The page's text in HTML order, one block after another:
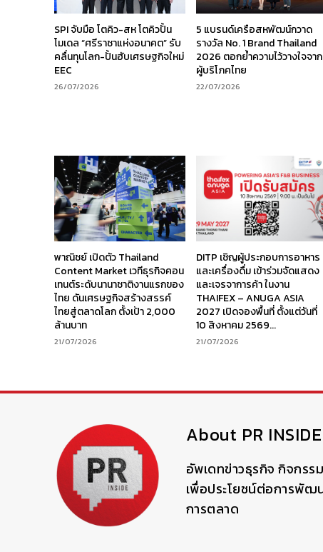
SPI จับมือ โตคิว-สห โตคิวปั้น
โมเดล “ศรีราชาแห่งอนาคต” รับ
คลื่นทุนโลก-ปั้นฮับเศรษฐกิจใหม่
EEC
26/07/2026
5 แบรนด์เครือสหพัฒน์กวาด
รางวัล No. 1 Brand Thailand
2026 ตอกย้ำความไว้วางใจจาก
ผู้บริโภคไทย
22/07/2026
พาณิชย์ เปิดตัว Thailand
Content Market เวทีธุรกิจคอน
เทนต์ระดับนานาชาติงานแรกของ
ไทย ดันเศรษฐกิจสร้างสรรค์
ไทยสู่ตลาดโลก ตั้งเป้า 2,000
ล้านบาท
21/07/2026
DITP เชิญผู้ประกอบการอาหาร
และเครื่องดื่ม เข้าร่วมจัดแสดง
และเจรจาการค้า ในงาน
THAIFEX – ANUGA ASIA
2027 เปิดจองพื้นที่ ตั้งแต่วันที่
10 สิงหาคม 2569...
21/07/2026
About PR INSIDE
อัพเดทข่าวธุรกิจ กิจกรร
เพื่อประโยชน์ต่อการพัฒ
การตลาด